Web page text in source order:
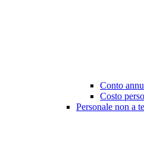
Conto
Costo
Personale non a